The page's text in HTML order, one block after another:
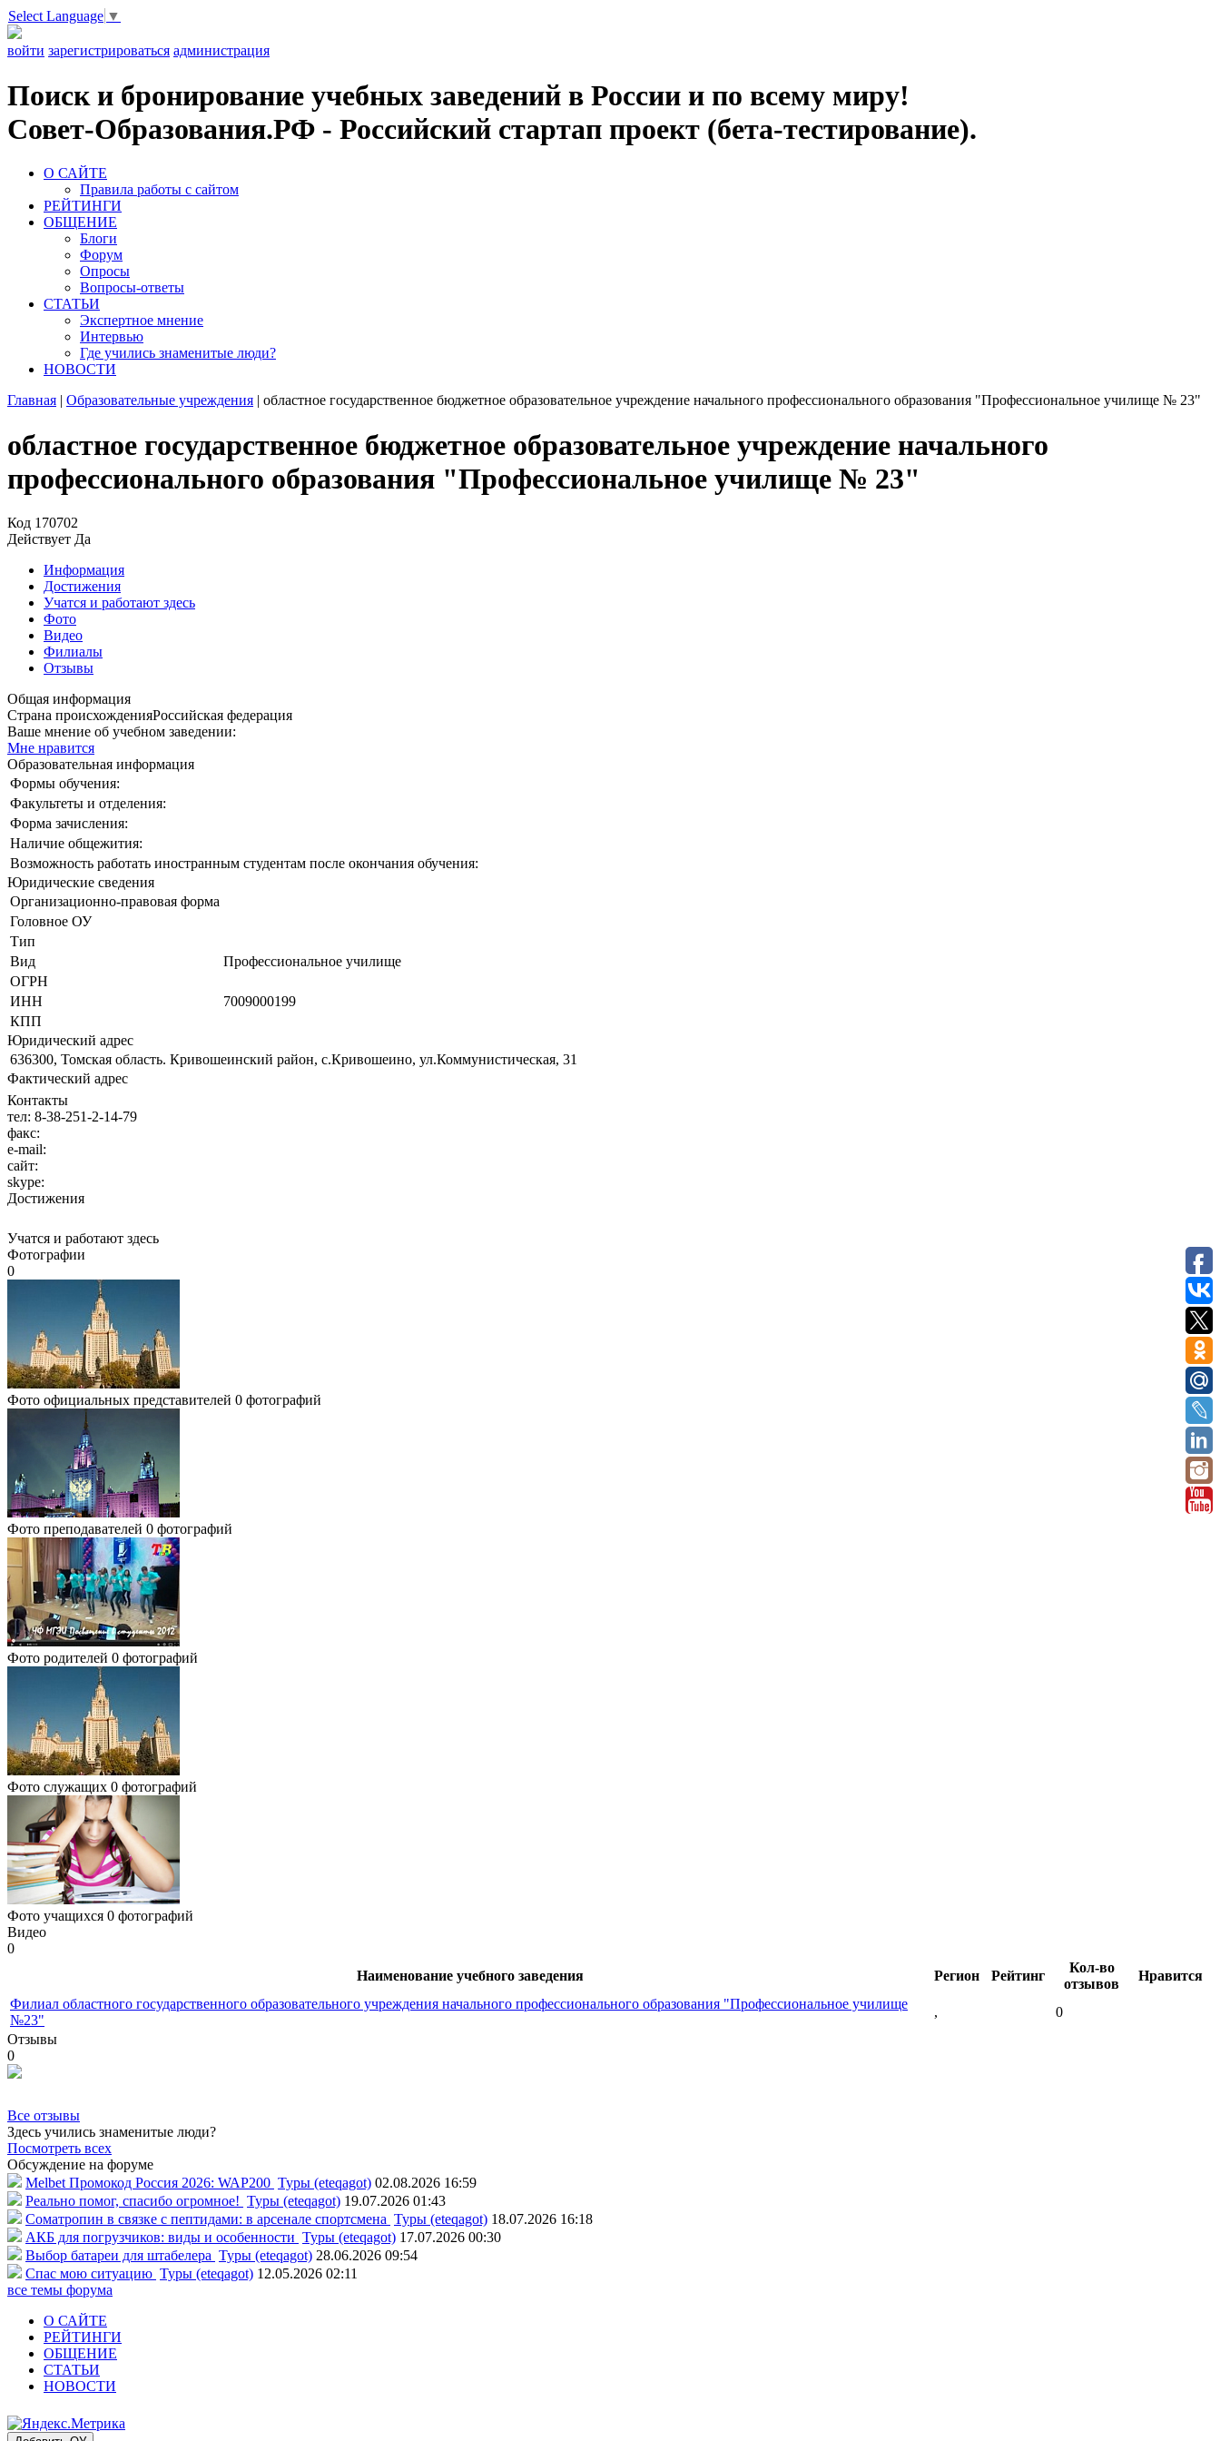
Select Language ▼
войти зарегистрироваться администрация
Поиск и бронирование учебных заведений в России и по всему миру!
Совет-Образования.РФ - Российский стартап проект (бета-тестирование).
О САЙТЕ
Правила работы с сайтом
РЕЙТИНГИ
ОБЩЕНИЕ
Блоги
Форум
Опросы
Вопросы-ответы
СТАТЬИ
Экспертное мнение
Интервью
Где учились знаменитые люди?
НОВОСТИ
Главная | Образовательные учреждения | областное государственное бюджетное образовательное учреждение начального профессионального образования "Профессиональное училище № 23"
областное государственное бюджетное образовательное учреждение начального
профессионального образования "Профессиональное училище № 23"
Код 170702
Действует Да
Информация
Достижения
Учатся и работают здесь
Фото
Видео
Филиалы
Отзывы
Общая информация
Страна происхожденияРоссийская федерация
Ваше мнение об учебном заведении:
Мне нравится
Образовательная информация
Формы обучения:
Факультеты и отделения:
Форма зачисления:
Наличие общежития:
Возможность работать иностранным студентам после окончания обучения:
Юридические сведения
Организационно-правовая форма
Головное ОУ
Тип
Вид
Профессиональное училище
ОГРН
ИНН
7009000199
КПП
Юридический адрес
636300, Томская область. Кривошеинский район, с.Кривошеино, ул.Коммунистическая, 31
Фактический адрес
Контакты
тел: 8-38-251-2-14-79
факс:
e-mail:
сайт:
skype:
Достижения
Учатся и работают здесь
Фотографии
0
Фото официальных представителей 0 фотографий
Фото преподавателей 0 фотографий
Фото родителей 0 фотографий
Фото служащих 0 фотографий
Фото учащихся 0 фотографий
Видео
0
Наименование учебного заведения
Регион Рейтинг
Кол-во
отзывов
Нравится
Филиал областного государственного образовательного учреждения начального профессионального образования "Профессиональное училище
№23"
,
0
Отзывы
0
Все отзывы
Здесь учились знаменитые люди?
Посмотреть всех
Обсуждение на форуме
Melbet Промокод Россия 2026: WAP200 Туры (eteqagot) 02.08.2026 16:59
Реально помог, спасибо огромное! Туры (eteqagot) 19.07.2026 01:43
Соматропин в связке с пептидами: в арсенале спортсмена Туры (eteqagot) 18.07.2026 16:18
АКБ для погрузчиков: виды и особенности Туры (eteqagot) 17.07.2026 00:30
Выбор батареи для штабелера Туры (eteqagot) 28.06.2026 09:54
Спас мою ситуацию Туры (eteqagot) 12.05.2026 02:11
все темы форума
О САЙТЕ
РЕЙТИНГИ
ОБЩЕНИЕ
СТАТЬИ
НОВОСТИ